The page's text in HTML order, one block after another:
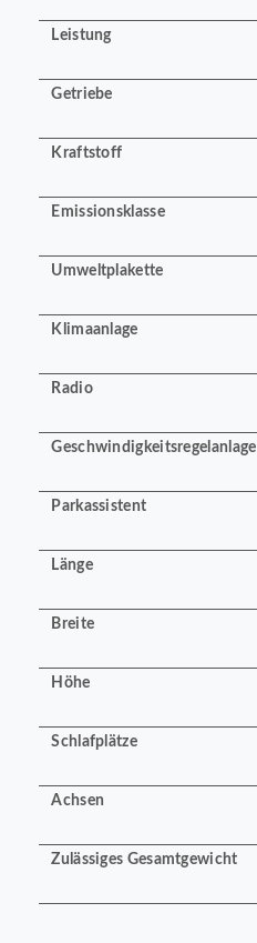
Leistung
Getriebe
Kraftstoff
Emissionsklasse
Umweltplakette
Klimaanlage
Radio
Geschwindigkeitsregelanlage
Parkassistent
Länge
Breite
Höhe
Schlafplätze
Achsen
Zulässiges Gesamtgewicht